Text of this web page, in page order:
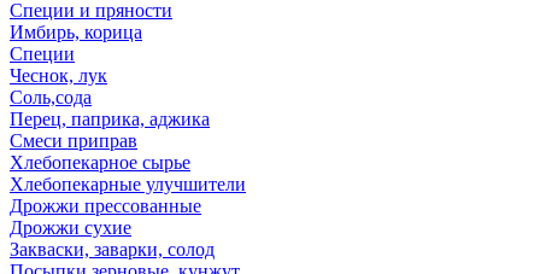
Специи и пряности
Имбирь, корица
Специи
Чеснок, лук
Соль,сода
Перец, паприка, аджика
Смеси приправ
Хлебопекарное сырье
Хлебопекарные улучшители
Дрожжи прессованные
Дрожжи сухие
Закваски, заварки, солод